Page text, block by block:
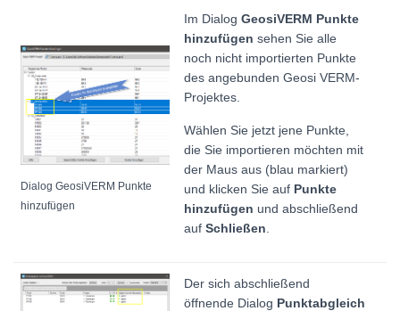
Dialog GeosiVERM Punkte
hinzufügen
Im Dialog GeosiVERM Punkte
hinzufügen sehen Sie alle
noch nicht importierten Punkte
des angebunden Geosi VERM-
Projektes.
Wählen Sie jetzt jene Punkte,
die Sie importieren möchten mit
der Maus aus (blau markiert)
und klicken Sie auf Punkte
hinzufügen und abschließend
auf Schließen
Der sich abschließend
öffnende Dialog Punktabgleich